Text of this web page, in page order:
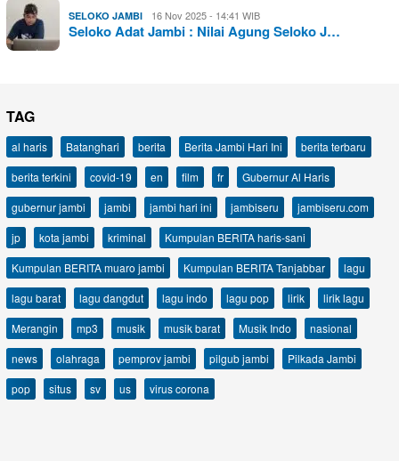
SELOKO JAMBI 16 Nov 2025 - 14:41 WIB
Seloko Adat Jambi : Nilai Agung Seloko J…
TAG
al haris Batanghari berita Berita Jambi Hari Ini
berita terbaru
berita terkini
covid-19 en film fr
Gubernur Al Haris
gubernur jambi
jambi jambi hari ini jambiseru
jambiseru.com
jp
kota jambi kriminal
Kumpulan BERITA haris-sani
Kumpulan BERITA muaro jambi
Kumpulan BERITA Tanjabbar
lagu
lagu barat
lagu dangdut lagu indo lagu pop lirik
lirik lagu
Merangin
mp3 musik musik barat Musik Indo
nasional
news
olahraga pemprov jambi pilgub jambi
Pilkada Jambi
pop
situs sv us virus corona